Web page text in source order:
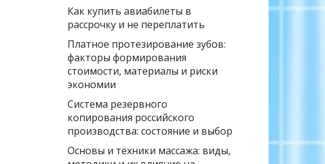
Как купить авиабилеты в
рассрочку и не переплатить
Платное протезирование зубов:
факторы формирования
стоимости, материалы и риски
экономии
Система резервного
копирования российского
производства: состояние и выбор
Основы и техники массажа: виды,